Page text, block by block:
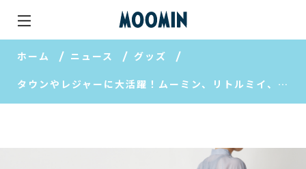
ホーム ニュース グッズ
タウンやレジャーに大活躍！ムーミン、リトルミイ、スナフキンのネームワッペンのネームワッペンが可愛い大人気シリーズに新色「ネイビー」が登場♪